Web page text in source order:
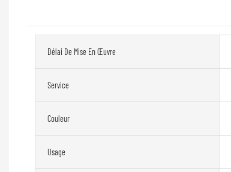
Délai De Mise En Œuvre
Service
Couleur
Usage